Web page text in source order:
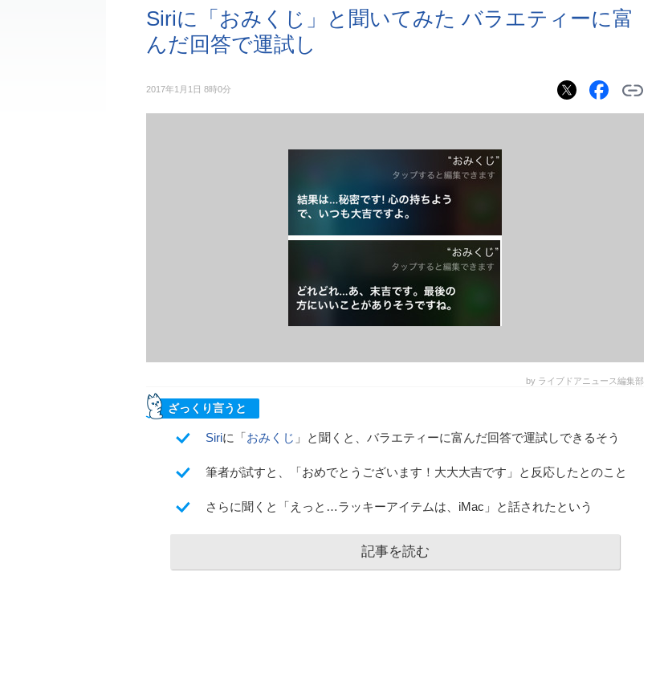
Siriに「おみくじ」と聞いてみた バラエティーに富
んだ回答で運試し
2017年1月1日 8時0分
by ライブドアニュース編集部
ざっくり言うと
Siriに「おみくじ 」と聞くと、バラエティーに富んだ回答で運試しできるそう
筆者が試すと、「おめでとうございます！大大大吉です」と反応したとのこと
さらに聞くと「えっと…ラッキーアイテムは、iMac」と話されたという
記事を読む